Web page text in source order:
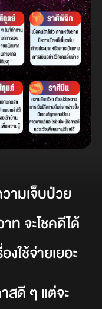
ามเจ็บป่วย
ท จะโชคดีได้
งใช้จ่ายเยอะ
สดี ๆ แต่จะ